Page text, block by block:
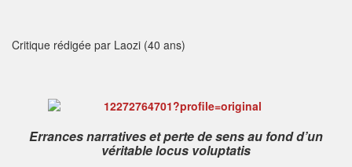
Critique rédigée par Laozi (40 ans)
Errances narratives et perte de sens au fond d’un
véritable locus voluptatis